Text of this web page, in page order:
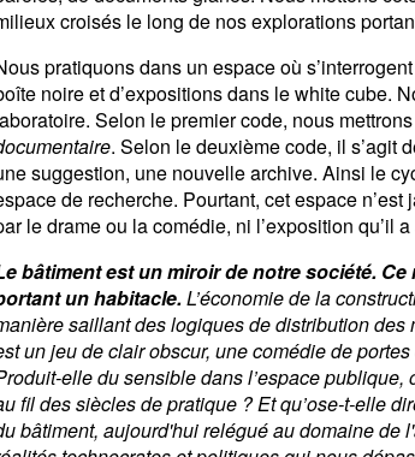
croisés le long de nos explorations
pratiquons dans un espace où
noire et d’expositions dans le white cube.
Selon le premier code, nous
. Selon le deuxième code, il s’agit
suggestion, une nouvelle archive. Ainsi le
de recherche. Pourtant, cet espace
le drame ou la comédie, ni l’exposition qu’il
bâtiment est un miroir de notre société.
un habitacle.L’économie de la
saillant des logiques de distribution
un jeu de clair obscur, une comédie de
elle du sensible dans l’espace
fil des siècles de pratique ? Et qu’ose-t-elle
bâtiment, aujourd'hui relégué au domaine